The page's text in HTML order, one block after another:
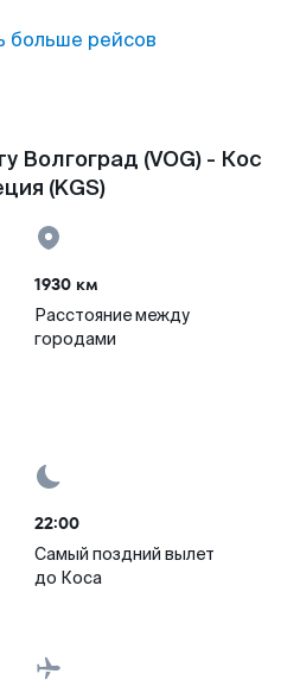
больше рейсов
Волгоград (VOG) - Кос
(KGS)
1930 км
Расстояние между
городами
22:00
Самый поздний вылет
до Коса